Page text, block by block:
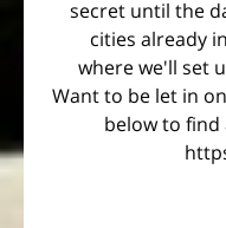
secret until the
cities already
where we'll set
Want to be let in
below to find